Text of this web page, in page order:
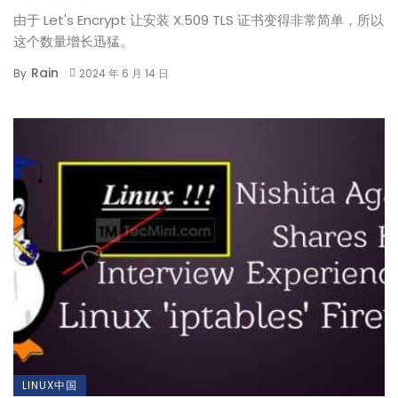
由于 Let's Encrypt 让安装 X.509 TLS 证书变得非常简单，所以
这个数量增长迅猛。
By Rain 2024 年 6 月 14 日
LINUX中国